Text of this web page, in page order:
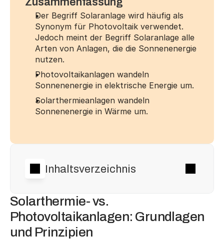
Der Begriff Solaranlage wird häufig als
Synonym für Photovoltaik verwendet.
Jedoch meint der Begriff Solaranlage alle
Arten von Anlagen, die die Sonnenenergie
nutzen.
Photovoltaikanlagen wandeln
Sonnenenergie in elektrische Energie um.
Solarthermieanlagen wandeln
Sonnenenergie in Wärme um.
Inhaltsverzeichnis
Solarthermie- vs.
Photovoltaikanlagen: Grundlagen
und Prinzipien